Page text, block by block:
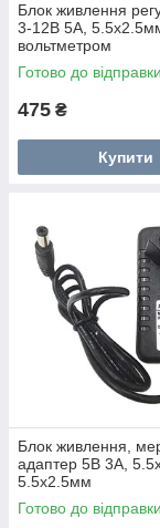
Блок живлення
3-12В 5А,
вольтметром
Готово до відправки
475 ₴
Купити
Блок живлення,
адаптер 5В 3А,
5.5x2.5мм
Готово до відправки